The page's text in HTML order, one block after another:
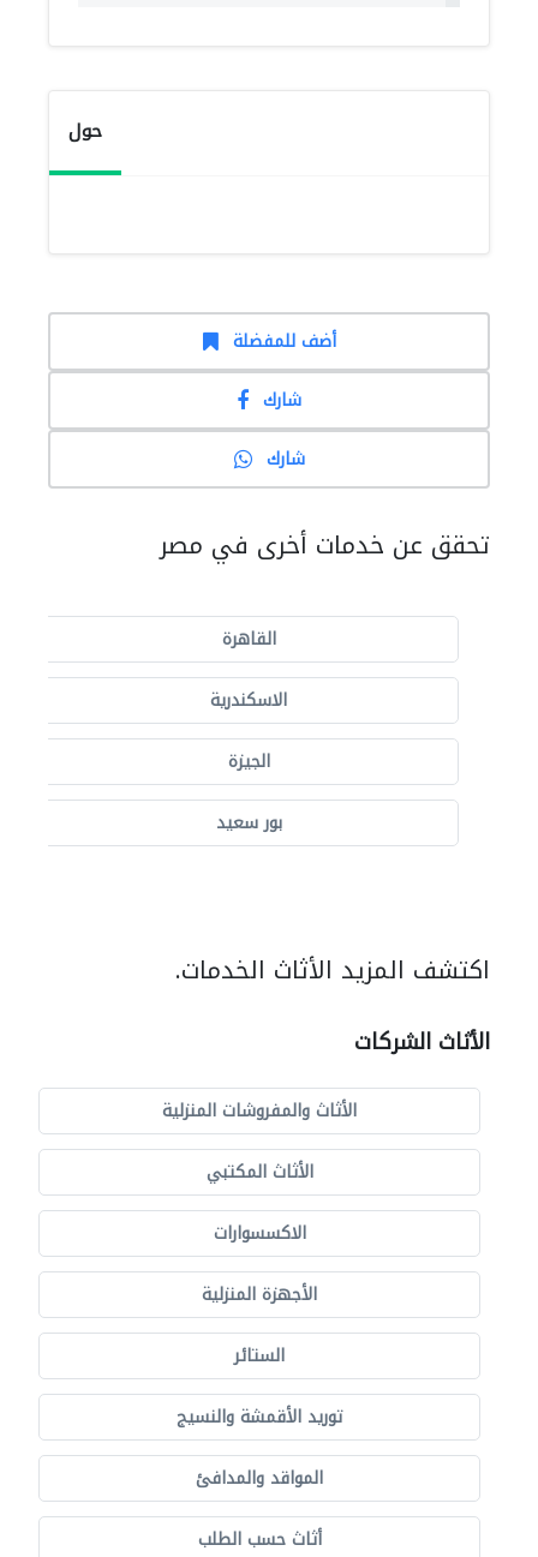
حول
أضف للمفضلة
شارك
شارك
تحقق عن خدمات أخرى في مصر
القاهرة
الاسكندرية
الجيزة
بور سعيد
اكتشف المزيد الأثاث الخدمات.
الأثاث الشركات
الأثاث والمفروشات المنزلية
الأثاث المكتبي
الاكسسوارات
الأجهزة المنزلية
الستائر
توريد الأقمشة والنسيج
المواقد والمدافئ
أثاث حسب الطلب